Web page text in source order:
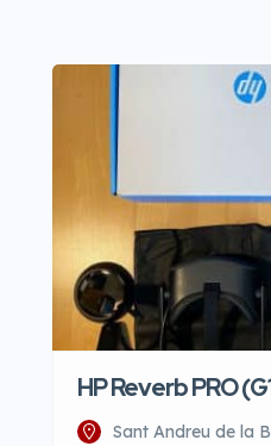
HP Reverb PRO
Sant Andreu de la